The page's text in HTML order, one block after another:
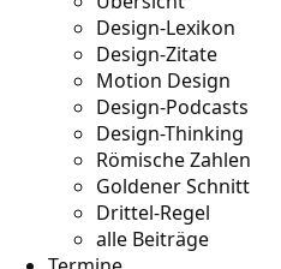
Design-Lexikon
Design-Zitate
Motion Design
Design-Podcasts
Design-Thinking
Römische Zahlen
Goldener Schnitt
Drittel-Regel
alle Beiträge